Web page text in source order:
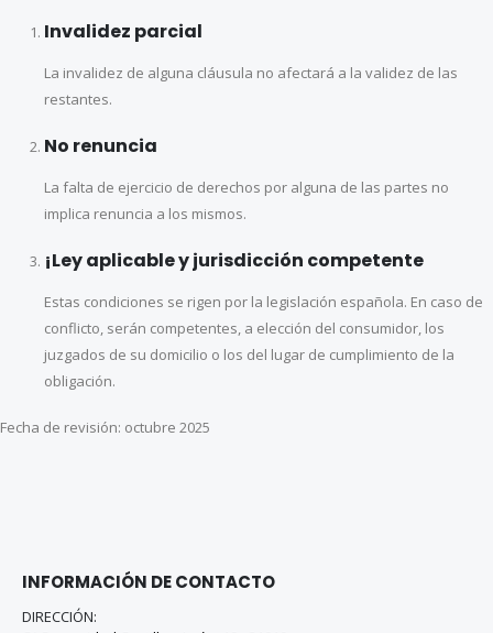
Invalidez parcial
La invalidez de alguna cláusula no afectará a la validez de las
restantes.
No renuncia
La falta de ejercicio de derechos por alguna de las partes no
implica renuncia a los mismos.
¡Ley aplicable y jurisdicción competente
Estas condiciones se rigen por la legislación española. En caso de
conflicto, serán competentes, a elección del consumidor, los
juzgados de su domicilio o los del lugar de cumplimiento de la
obligación.
Fecha de revisión: octubre 2025
INFORMACIÓN DE CONTACTO
DIRECCIÓN: